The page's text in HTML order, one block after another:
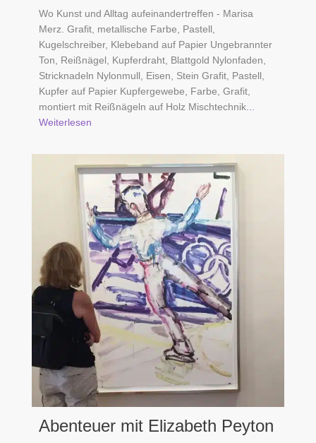
Wo Kunst und Alltag aufeinandertreffen - Marisa
Merz. Grafit, metallische Farbe, Pastell,
Kugelschreiber, Klebeband auf Papier Ungebrannter
Ton, Reißnägel, Kupferdraht, Blattgold Nylonfaden,
Stricknadeln Nylonmull, Eisen, Stein Grafit, Pastell,
Kupfer auf Papier Kupfergewebe, Farbe, Grafit,
montiert mit Reißnägeln auf Holz Mischtechnik
Weiterlesen
Abenteuer mit Elizabeth Peyton